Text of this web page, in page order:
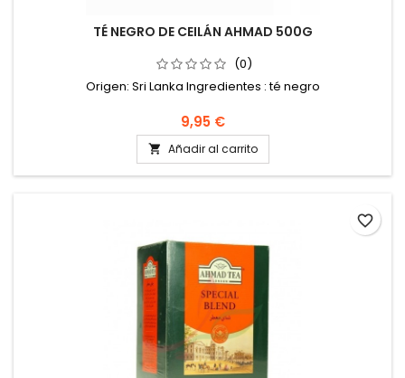
TÉ NEGRO DE CEILÁN AHMAD 500G
(0)
Origen: Sri Lanka Ingredientes : té negro
9,95 €
 Añadir al carrito
favorite_border